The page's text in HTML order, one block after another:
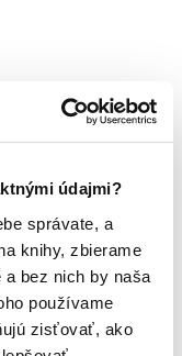
údajmi?
správate, a
knihy, zbierame
bez nich by naša
používame
zisťovať, ako